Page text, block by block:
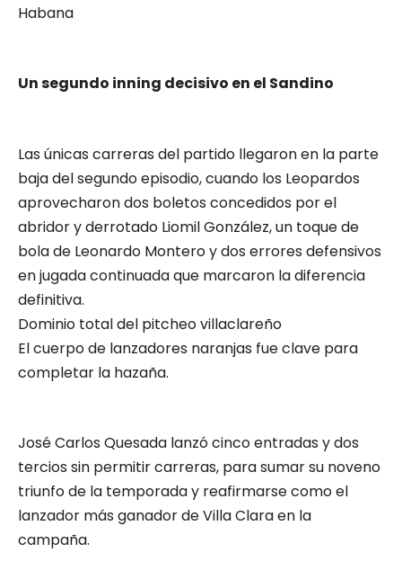
Habana
Un segundo inning decisivo en el Sandino
Las únicas carreras del partido llegaron en la parte
baja del segundo episodio, cuando los Leopardos
aprovecharon dos boletos concedidos por el
abridor y derrotado Liomil González, un toque de
bola de Leonardo Montero y dos errores defensivos
en jugada continuada que marcaron la diferencia
definitiva.
Dominio total del pitcheo villaclareño
El cuerpo de lanzadores naranjas fue clave para
completar la hazaña.
José Carlos Quesada lanzó cinco entradas y dos
tercios sin permitir carreras, para sumar su noveno
triunfo de la temporada y reafirmarse como el
lanzador más ganador de Villa Clara en la
campaña.